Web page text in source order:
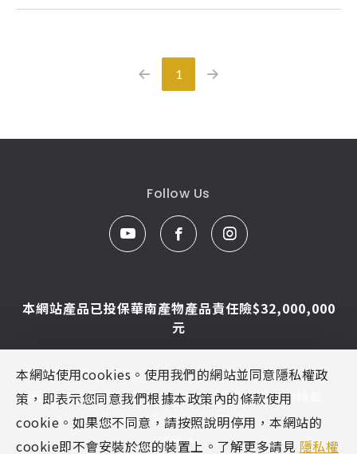
1
Follow Us
本網站產品已投保華南產物產品責任險$32,000,000
元
© Caesar Sanitar. All Rights Reserved.
圖片及文字為凱撒衛浴版權所有，未經同意不得轉載
Designed ByMINMAX 網頁設計
區域
本網站使用cookies。使用我們的網站並同意隱私權政
策，即表示您同意我們根據本政策內的條款使用
cookie。如果您不同意，請按照說明停用，本網站的
cookie即不會安裝於您的裝置上。了解更多請見 隱私權